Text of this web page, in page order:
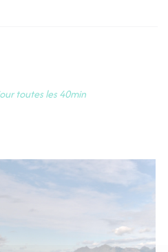
toutes les 40min